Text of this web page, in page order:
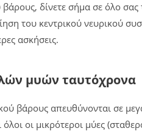
δίνετε σήμα σε όλο
του κεντρικού νευρικού
ασκήσεις.
μυών ταυτόχρονα
βάρους απευθύνονται σε
οι μικρότεροι μύες